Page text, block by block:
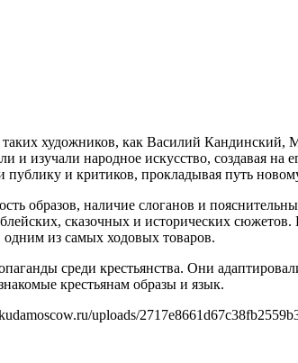
таких художников, как Василий
и изучали народное искусство, создавая
и критиков, прокладывая путь
образов, наличие слоганов и
сказочных и исторических
из самых ходовых товаров.
среди крестьянства. Они
крестьянам образы и язык.
uploads/